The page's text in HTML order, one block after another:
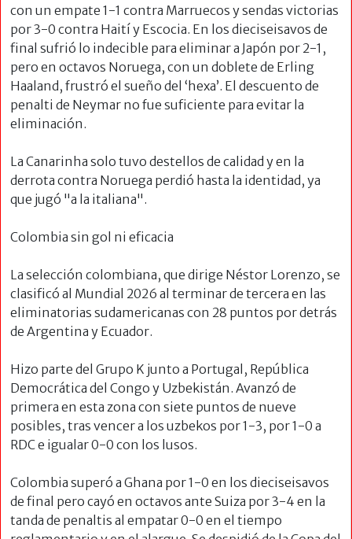
con un empate 1-1 contra Marruecos y sendas victorias
por 3-0 contra Haití y Escocia. En los dieciseisavos de
final sufrió lo indecible para eliminar a Japón por 2-1,
pero en octavos Noruega, con un doblete de Erling
Haaland, frustró el sueño del ‘hexa’. El descuento de
penalti de Neymar no fue suficiente para evitar la
eliminación.
La Canarinha solo tuvo destellos de calidad y en la
derrota contra Noruega perdió hasta la identidad, ya
que jugó "a la italiana".
Colombia sin gol ni eficacia
La selección colombiana, que dirige Néstor Lorenzo, se
clasificó al Mundial 2026 al terminar de tercera en las
eliminatorias sudamericanas con 28 puntos por detrás
de Argentina y Ecuador.
Hizo parte del Grupo K junto a Portugal, República
Democrática del Congo y Uzbekistán. Avanzó de
primera en esta zona con siete puntos de nueve
posibles, tras vencer a los uzbekos por 1-3, por 1-0 a
RDC e igualar 0-0 con los lusos.
Colombia superó a Ghana por 1-0 en los dieciseisavos
de final pero cayó en octavos ante Suiza por 3-4 en la
tanda de penaltis al empatar 0-0 en el tiempo